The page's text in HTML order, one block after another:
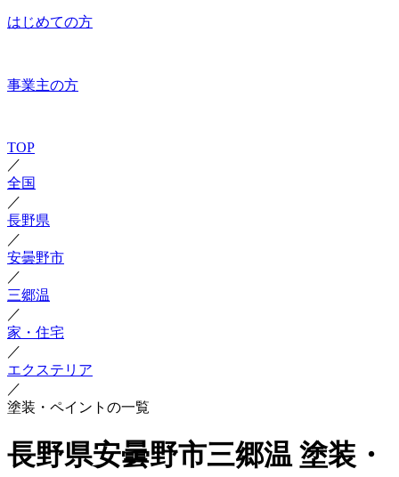
はじめての方
事業主の方
TOP
／
全国
／
長野県
／
安曇野市
／
三郷温
／
家・住宅
／
エクステリア
／
塗装・ペイントの一覧
長野県安曇野市三郷温 塗装・